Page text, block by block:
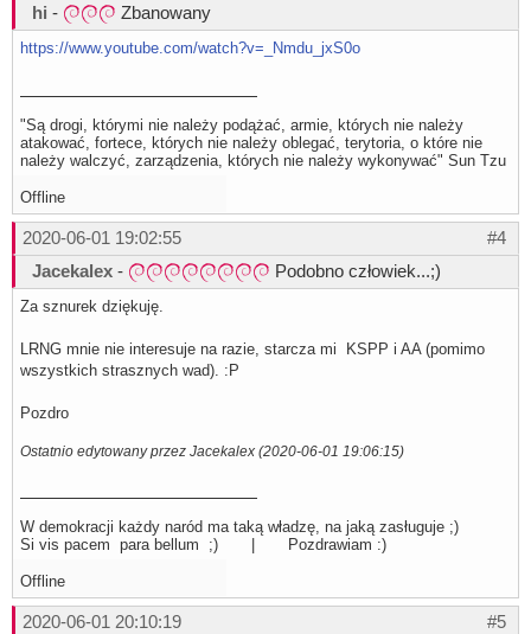
hi - Zbanowany
https://www.youtube.com/watch?v=_Nmdu_jxS0o
"Są drogi, którymi nie należy podążać, armie, których nie należy
atakować, fortece, których nie należy oblegać, terytoria, o które nie
należy walczyć, zarządzenia, których nie należy wykonywać" Sun Tzu
Offline
#4
2020-06-01 19:02:55
Jacekalex - Podobno człowiek...;)
Za sznurek dziękuję.
LRNG mnie nie interesuje na razie, starcza mi KSPP i AA (pomimo
wszystkich strasznych wad). :P
Pozdro
Ostatnio edytowany przez Jacekalex (2020-06-01 19:06:15)
W demokracji każdy naród ma taką władzę, na jaką zasługuje ;)
Si vis pacem para bellum ;) | Pozdrawiam :)
Offline
#5
2020-06-01 20:10:19